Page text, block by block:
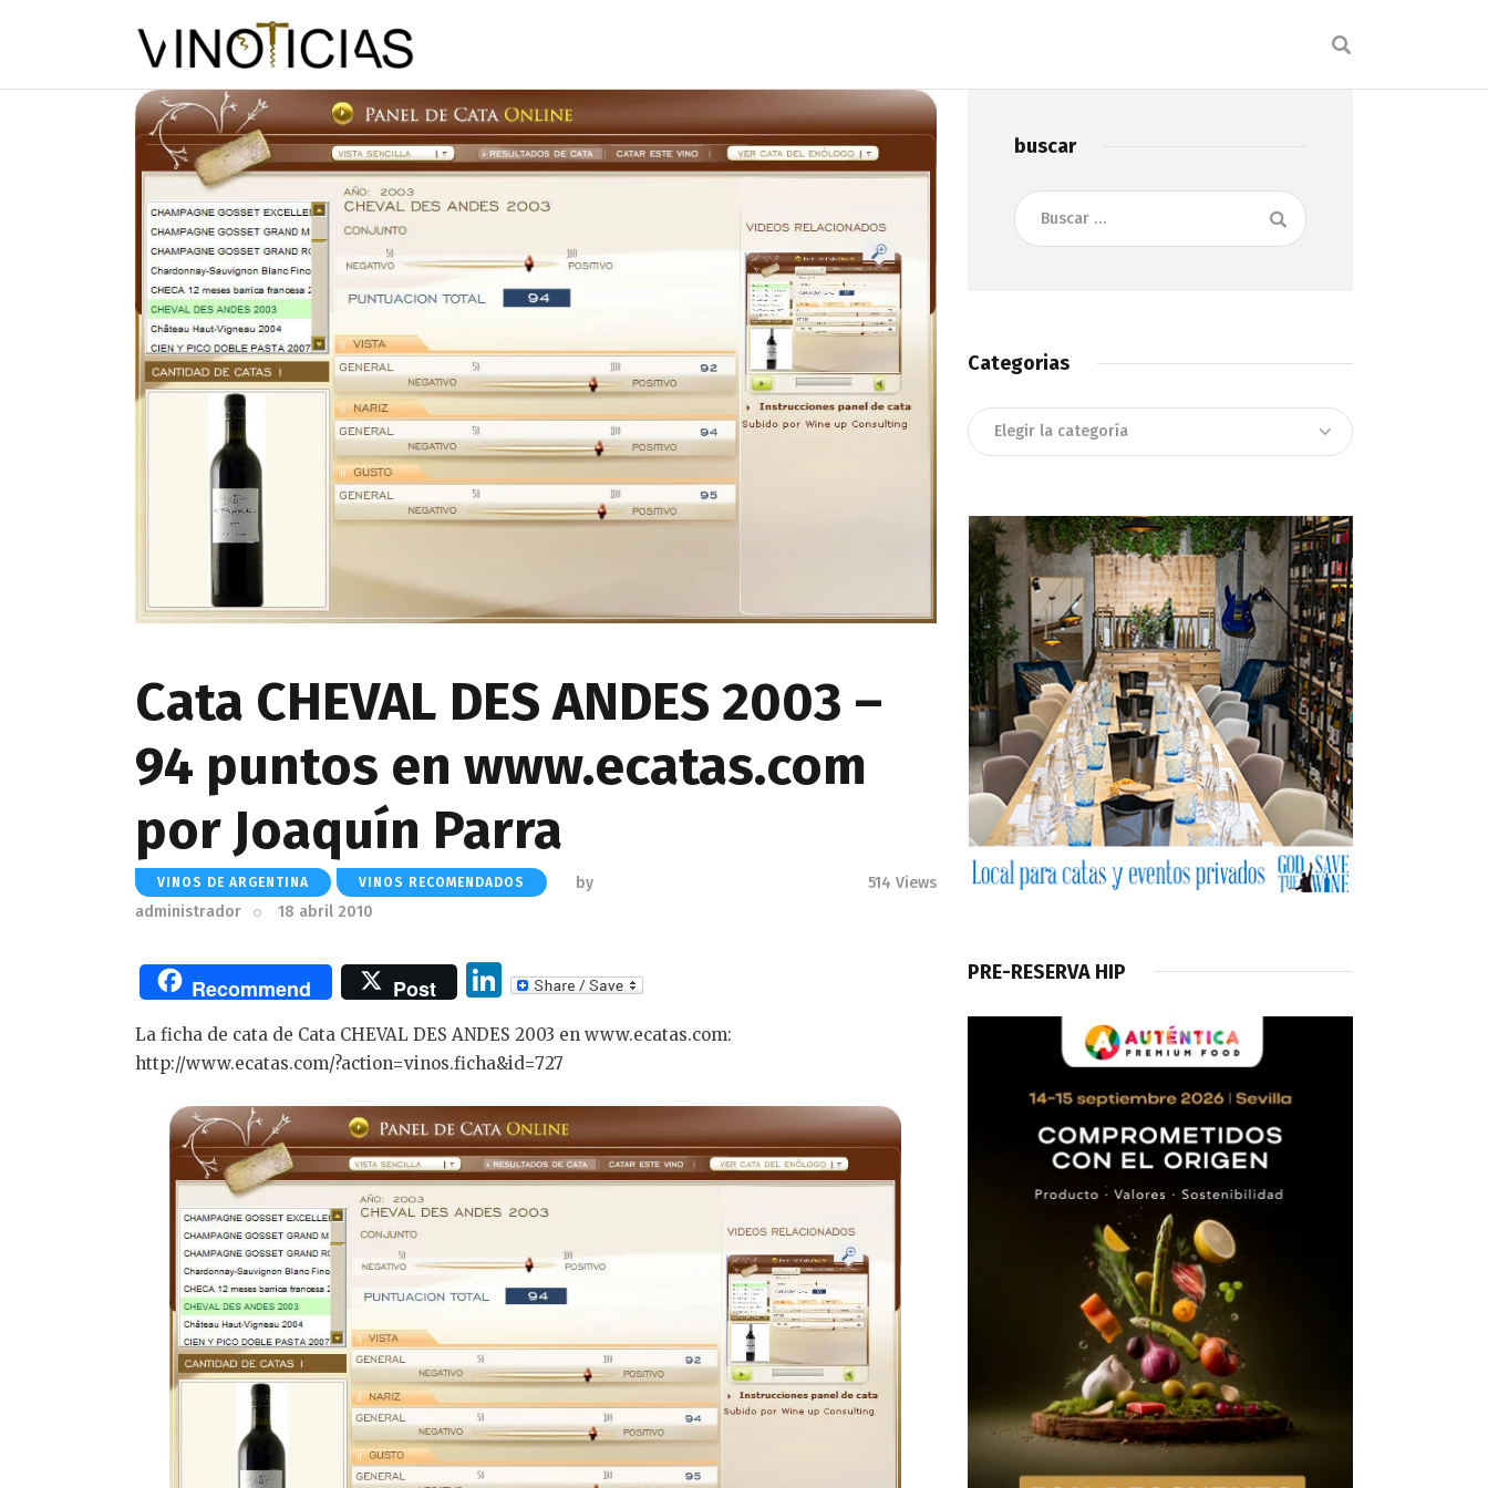
Cata CHEVAL DES ANDES 2003 –
94 puntos en www.ecatas.com
por Joaquín Parra
VINOS DE ARGENTINA VINOS RECOMENDADOS
by
administrador
18 abril 2010
514 Views
Recommend Post
Li
k
dI
n
La ficha de cata de Cata CHEVAL DES ANDES 2003 en www.ecatas.com:
http://www.ecatas.com/?action=vinos.ficha&id=727
buscar
Buscar:
Categorias
Categorias
PRE-RESERVA HIP